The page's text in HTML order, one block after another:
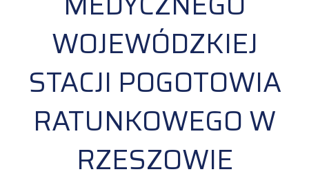
WOJEWÓDZKIEJ
STACJI POGOTOWIA
RATUNKOWEGO W
RZESZOWIE